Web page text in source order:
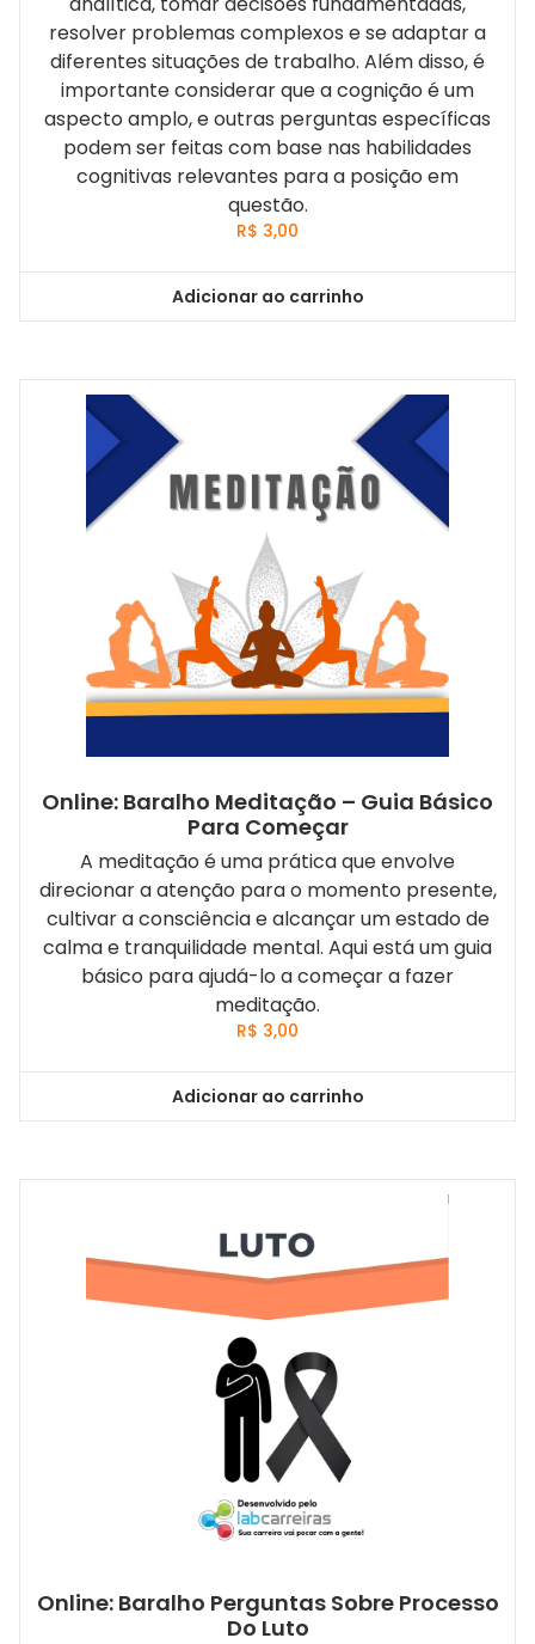
resolver problemas complexos e se adaptar a
diferentes situações de trabalho. Além disso, é
importante considerar que a cognição é um
aspecto amplo, e outras perguntas específicas
podem ser feitas com base nas habilidades
cognitivas relevantes para a posição em
questão.
R$ 3,00
Adicionar ao carrinho
Online: Baralho Meditação – Guia Básico
Para Começar
A meditação é uma prática que envolve
direcionar a atenção para o momento presente,
cultivar a consciência e alcançar um estado de
calma e tranquilidade mental. Aqui está um guia
básico para ajudá-lo a começar a fazer
meditação.
R$ 3,00
Adicionar ao carrinho
Online: Baralho Perguntas Sobre Processo
Do Luto